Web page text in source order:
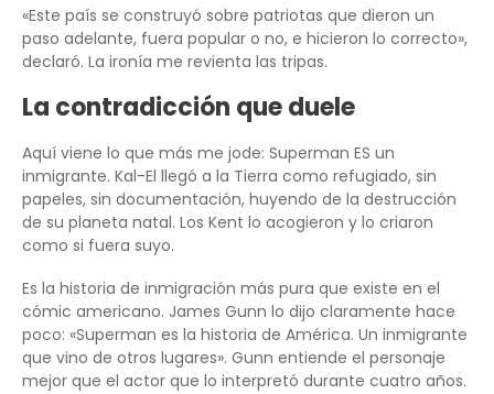
«Este país se construyó sobre patriotas que dieron un
paso adelante, fuera popular o no, e hicieron lo correcto»,
declaró. La ironía me revienta las tripas.
La contradicción que duele
Aquí viene lo que más me jode: Superman ES un
inmigrante. Kal-El llegó a la Tierra como refugiado, sin
papeles, sin documentación, huyendo de la destrucción
de su planeta natal. Los Kent lo acogieron y lo criaron
como si fuera suyo.
Es la historia de inmigración más pura que existe en el
cómic americano. James Gunn lo dijo claramente hace
poco: «Superman es la historia de América. Un inmigrante
que vino de otros lugares». Gunn entiende el personaje
mejor que el actor que lo interpretó durante cuatro años.